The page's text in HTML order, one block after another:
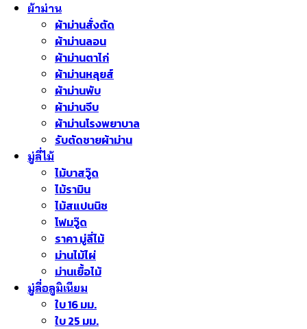
ผ้าม่าน
ผ้าม่านสั่งตัด
ผ้าม่านลอน
ผ้าม่านตาไก่
ผ้าม่านหลุยส์
ผ้าม่านพับ
ผ้าม่านจีบ
ผ้าม่านโรงพยาบาล
รับตัดชายผ้าม่าน
มู่ลี่ไม้
ไม้บาสวู๊ด
ไม้รามิน
ไม้สแปนนิช
โฟมวู๊ด
ราคา มู่ลี่ไม้
ม่านไม้ไผ่
ม่านเยื้อไม้
มู่ลี่อลูมิเนียม
ใบ 16 มม.
ใบ 25 มม.